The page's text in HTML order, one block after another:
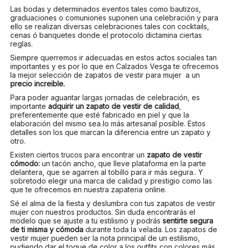
Las bodas y determinados eventos tales como bautizos,
graduaciones o comuniones suponen una celebración y para
ello se realizan diversas celebraciones tales con cocktails,
cenas ó banquetes donde el protocolo dictamina ciertas
reglas.
Siempre querremos ir adecuadas en estos actos sociales tan
importantes y es por lo que en Calzados Vesga te ofrecemos
la mejor selección de zapatos de vestir para mujer a un
precio increible.
Para poder aguantar largas jornadas de celebración, es
importante adquirir un zapato de vestir de calidad,
preferentemente que esté fabricado en piel y que la
elaboración del mismo sea lo más artesanal posible. Estos
detalles son los que marcan la diferencia entre un zapato y
otro.
Existen ciertos trucos para encontrar un zapato de vestir
cómodo: un tacón ancho, que lleve plataforma en la parte
delantera, que se agarren al tobillo para ir más segura.. Y
sobretodo elegir una marca de calidad y prestigio como las
que te ofrecemos en nuestra zapateria online.
Sé el alma de la fiesta y deslumbra con tus zapatos de vestir
mujer con nuestros productos. Sin duda encontrarás el
modelo que se ajuste a tu estilismo y podrás sentirte segura
de ti misma y cómoda durante toda la velada. Los zapatos de
vestir mujer pueden ser la nota principal de un estilismo,